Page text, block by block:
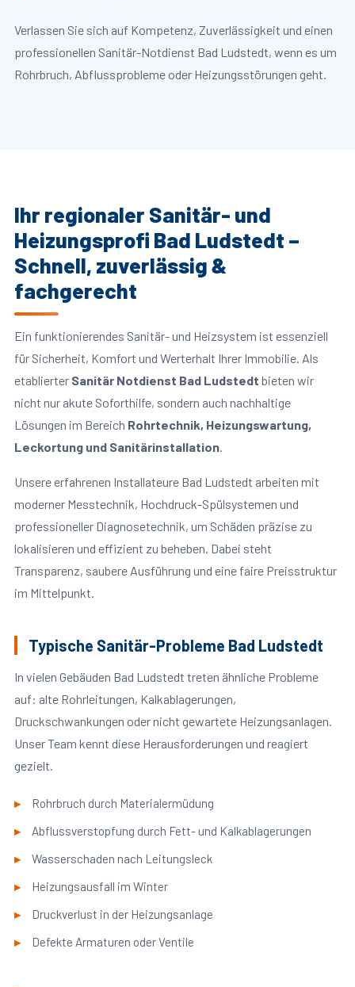
Verlassen Sie sich auf Kompetenz, Zuverlässigkeit und einen
professionellen Sanitär-Notdienst Bad Ludstedt, wenn es um
Rohrbruch, Abflussprobleme oder Heizungsstörungen geht.
Ihr regionaler Sanitär- und
Heizungsprofi Bad Ludstedt –
Schnell, zuverlässig &
fachgerecht
Ein funktionierendes Sanitär- und Heizsystem ist essenziell
für Sicherheit, Komfort und Werterhalt Ihrer Immobilie. Als
etablierter Sanitär Notdienst Bad Ludstedt bieten wir
nicht nur akute Soforthilfe, sondern auch nachhaltige
Lösungen im Bereich Rohrtechnik, Heizungswartung,
Leckortung und Sanitärinstallation.
Unsere erfahrenen Installateure Bad Ludstedt arbeiten mit
moderner Messtechnik, Hochdruck-Spülsystemen und
professioneller Diagnosetechnik, um Schäden präzise zu
lokalisieren und effizient zu beheben. Dabei steht
Transparenz, saubere Ausführung und eine faire Preisstruktur
im Mittelpunkt.
Typische Sanitär-Probleme Bad Ludstedt
In vielen Gebäuden Bad Ludstedt treten ähnliche Probleme
auf: alte Rohrleitungen, Kalkablagerungen,
Druckschwankungen oder nicht gewartete Heizungsanlagen.
Unser Team kennt diese Herausforderungen und reagiert
gezielt.
Rohrbruch durch Materialermüdung
Abflussverstopfung durch Fett- und Kalkablagerungen
Wasserschaden nach Leitungsleck
Heizungsausfall im Winter
Druckverlust in der Heizungsanlage
Defekte Armaturen oder Ventile